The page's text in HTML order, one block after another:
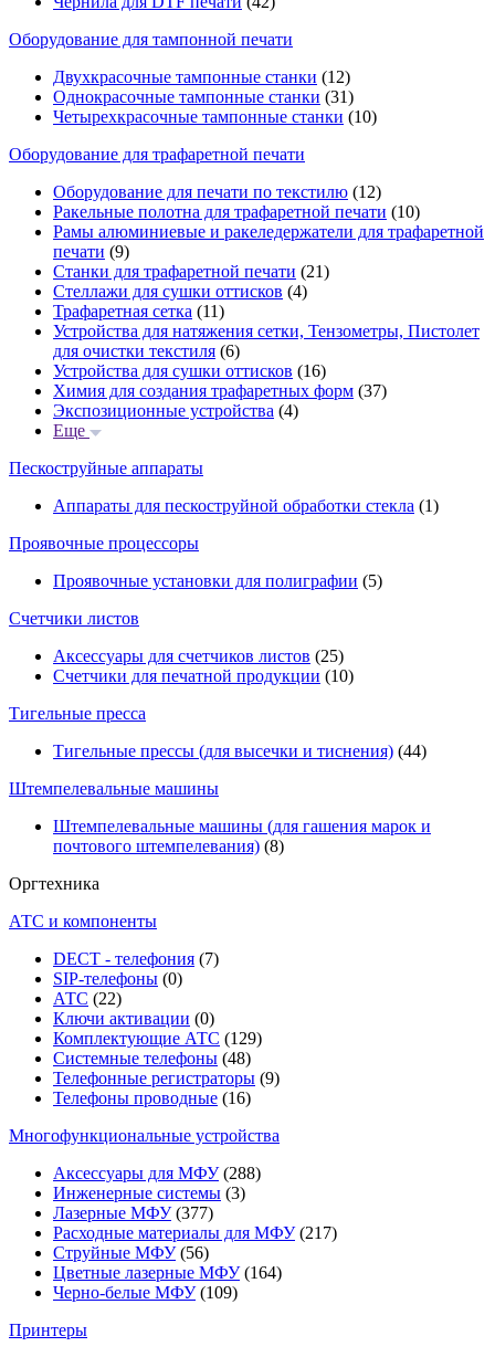
Оборудование для тампонной печати
Двухкрасочные тампонные станки (12)
Однокрасочные тампонные станки (31)
Четырехкрасочные тампонные станки (10)
Оборудование для трафаретной печати
Оборудование для печати по текстилю (12)
Ракельные полотна для трафаретной печати (10)
Рамы алюминиевые и ракеледержатели для трафаретной
печати (9)
Станки для трафаретной печати (21)
Стеллажи для сушки оттисков (4)
Трафаретная сетка (11)
Устройства для натяжения сетки, Тензометры, Пистолет
для очистки текстиля (6)
Устройства для сушки оттисков (16)
Химия для создания трафаретных форм (37)
Экспозиционные устройства (4)
Еще
Пескоструйные аппараты
Аппараты для пескоструйной обработки стекла (1)
Проявочные процессоры
Проявочные установки для полиграфии (5)
Счетчики листов
Аксессуары для счетчиков листов (25)
Счетчики для печатной продукции (10)
Тигельные пресса
Тигельные прессы (для высечки и тиснения) (44)
Штемпелевальные машины
Штемпелевальные машины (для гашения марок и
почтового штемпелевания) (8)
Оргтехника
АТС и компоненты
DECT - телефония (7)
SIP-телефоны (0)
АТС (22)
Ключи активации (0)
Комплектующие АТС (129)
Системные телефоны (48)
Телефонные регистраторы (9)
Телефоны проводные (16)
Многофункциональные устройства
Аксессуары для МФУ(288)
Инженерные системы (3)
Лазерные МФУ(377)
Расходные материалы для МФУ(217)
Струйные МФУ(56)
Цветные лазерные МФУ(164)
Черно-белые МФУ(109)
Принтеры